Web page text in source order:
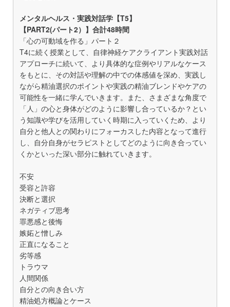
メンタルヘルス・実践対話学【T5】
【PART2(パート2）】合計48時間
「心の可動域を作る」パート２
T4に続く授業として、自律神経ケアクライアント実践対話
アプローチに続いて、より具体的な症例やリアルなケース
をもとに、その対話や理解の中での体感値を深め、実践し
ながら精油選択のポイントや実践の精油ブレンドやケアの
可能性を一緒に学んでいきます。また、さまざまな角度で
「人」の心と身体がどのように影響し合っているか？とい
う知識や学びを活用していく時期に入っていくため、より
自分と他人との関わりにフォーカスした内容となって進行
し、自分自身がセラピストとしてどのように向き合ってい
くかといった深い部分に触れていきます。
不安
受容と許容
決断と選択
ネガティブ思考
罪悪感と後悔
嫉妬と憎しみ
正直になること
劣等感
トラウマ
人間関係
自分との向き合い方
精油処方概論とケース